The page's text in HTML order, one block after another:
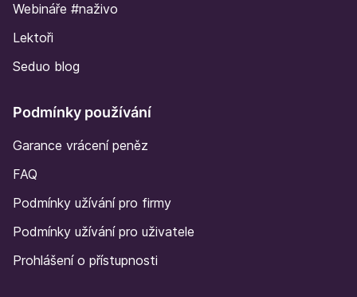
Webináře #naživo
Lektoři
Seduo blog
Podmínky používání
Garance vrácení peněz
FAQ
Podmínky užívání pro firmy
Podmínky užívání pro uživatele
Prohlášení o přístupnosti